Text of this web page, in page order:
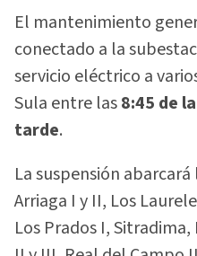
El mantenimiento
conectado a la
servicio eléctrico a
Sula entre las8:45 de
tarde.
La suspensión
Arriaga I y II, Los
Los Prados I,